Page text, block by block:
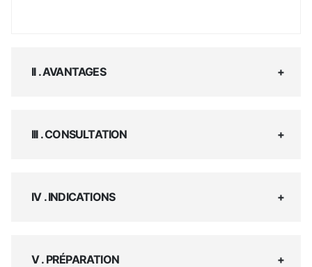
II . AVANTAGES
III . CONSULTATION
IV . INDICATIONS
V . PRÉPARATION